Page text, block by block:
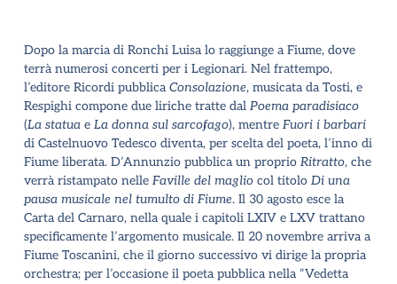
Dopo la marcia di Ronchi Luisa lo raggiunge a Fiume, dove
terrà numerosi concerti per i Legionari. Nel frattempo,
l’editore Ricordi pubblica Consolazione, musicata da Tosti, e
Respighi compone due liriche tratte dal Poema paradisiaco
(La statua e La donna sul sarcofago), mentre Fuori i barbari
di Castelnuovo Tedesco diventa, per scelta del poeta, l’inno di
Fiume liberata. D’Annunzio pubblica un proprio Ritratto, che
verrà ristampato nelle Faville del magliocol titolo Di una
pausa musicale nel tumulto di Fiume. Il 30 agosto esce la
Carta del Carnaro, nella quale i capitoli LXIV e LXV trattano
specificamente l’argomento musicale. Il 20 novembre arriva a
Fiume Toscanini, che il giorno successivo vi dirige la propria
orchestra; per l’occasione il poeta pubblica nella “Vedetta